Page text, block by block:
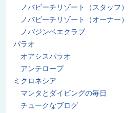
ノバビーチリゾート（スタッフ）
ノバビーチリゾート（オーナー）
ノバジンベエクラブ
パラオ
オアシスパラオ
アンテロープ
ミクロネシア
マンタとダイビングの毎日
チュークなブログ